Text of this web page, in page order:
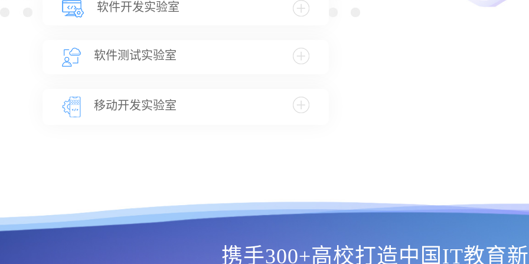
软件开发实验室
软件测试实验室
移动开发实验室
携手300+高校打造中国IT教育